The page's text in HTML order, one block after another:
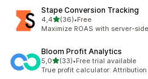
Stape Conversion Tracking
4,45 yıldız üzerinden
(36)
toplam 36 değerlendirme
•Free
Maximize ROAS with server-
Bloom Profit Analytics
5,05 yıldız üzerinden
(33)
toplam 33 değerlendirme
•Free trial available
True profit calculator: